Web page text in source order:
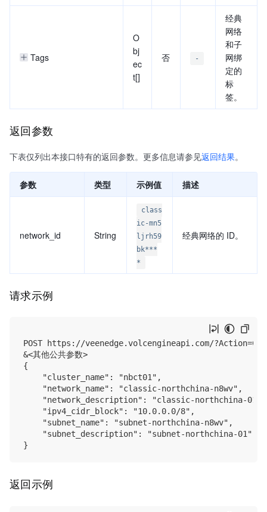
Tags
O
bj
ec
t[]
否 -
经典
网络
和子
网绑
定的
标
签。
返回参数
下表仅列出本接口特有的返回参数。更多信息请参见返回结果。
参数 类型 示例值 描述
network_id String
class
ic-mn5
ljrh59
bk***
*
经典网络的 ID。
请求示例
POST https://veenedge.volcengineapi.com/
&<其他公共参数>
{
    "cluster_name": "nbct01",
    "network_name": "classic-northchina-n8wv",
    "network_description": "classic-northchina-01",
    "ipv4_cidr_block": "10.0.0.0/8",
    "subnet_name": "subnet-northchina-n8wv",
    "subnet_description": "subnet-northchina-01"
返回示例